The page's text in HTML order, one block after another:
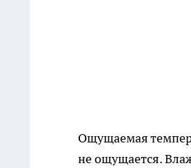
Ощущаемая
не ощущается.